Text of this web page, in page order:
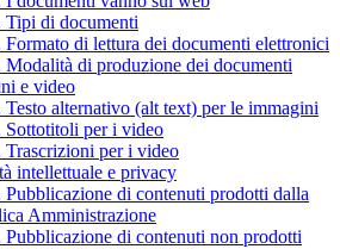
Tipi di documenti
Formato di lettura dei documenti elettronici
Modalità di produzione dei documenti
e video
Testo alternativo (alt text) per le immagini
Sottotitoli per i video
Trascrizioni per i video
intellettuale e privacy
Pubblicazione di contenuti prodotti dalla
Amministrazione
Pubblicazione di contenuti non prodotti